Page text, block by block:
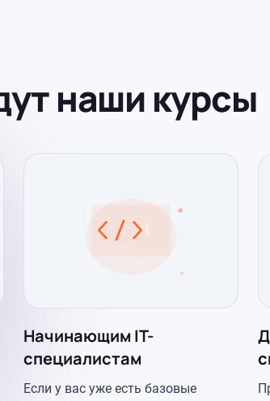
наши курсы
Начинающим IT-
специалистам
Если у вас уже есть базовые